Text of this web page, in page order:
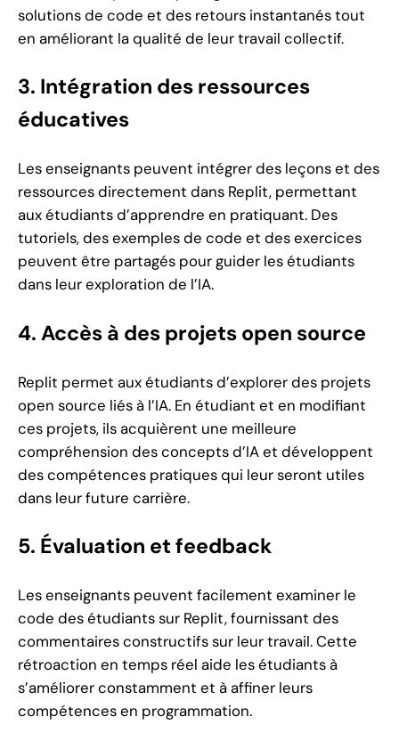
solutions de code et des retours instantanés tout
en améliorant la qualité de leur travail collectif.
3. Intégration des ressources
éducatives
Les enseignants peuvent intégrer des leçons et des
ressources directement dans Replit, permettant
aux étudiants d’apprendre en pratiquant. Des
tutoriels, des exemples de code et des exercices
peuvent être partagés pour guider les étudiants
dans leur exploration de l’IA.
4. Accès à des projets open source
Replit permet aux étudiants d’explorer des projets
open source liés à l’IA. En étudiant et en modifiant
ces projets, ils acquièrent une meilleure
compréhension des concepts d’IA et développent
des compétences pratiques qui leur seront utiles
dans leur future carrière.
5. Évaluation et feedback
Les enseignants peuvent facilement examiner le
code des étudiants sur Replit, fournissant des
commentaires constructifs sur leur travail. Cette
rétroaction en temps réel aide les étudiants à
s’améliorer constamment et à affiner leurs
compétences en programmation.